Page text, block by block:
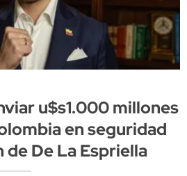
u$s1.000 millones
en seguridad
de De La Espriella